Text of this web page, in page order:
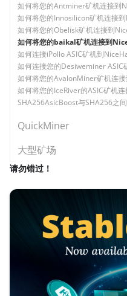
如何将您的Antminer矿机连接到
如何将您的Innosilicon矿机连接
如何将您的Obelisk矿机连接到
如何将您的baikal矿机连接到
如何连接iPollo ASIC矿机到
如何连接您的Desiweminer ASIC
如何将您的AvalonMiner矿机连
如何将您的IceRiver的ASIC矿机
SHA256AsicBoost与SHA256之
QuickMiner
大型矿场
请勿错过！